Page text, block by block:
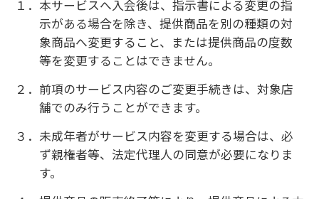
７．前項の場合、当社は、お客様に対し、変更後の
価格を適用する月の前々月の10日までに、当社
の定める方法によりこれを通知するものとし、
お客様が第１０条に定める中途解約の手続きを
行わない場合、お客様は当該変更後の価格に同
なお、この場合は、第１０条２項に定める中途
１．初回（入会日の属する月）の月額料金は、対象
店舗にて現金または店頭にてお取り扱いのある
支払方法にてお支払いいただき、これに応じて当